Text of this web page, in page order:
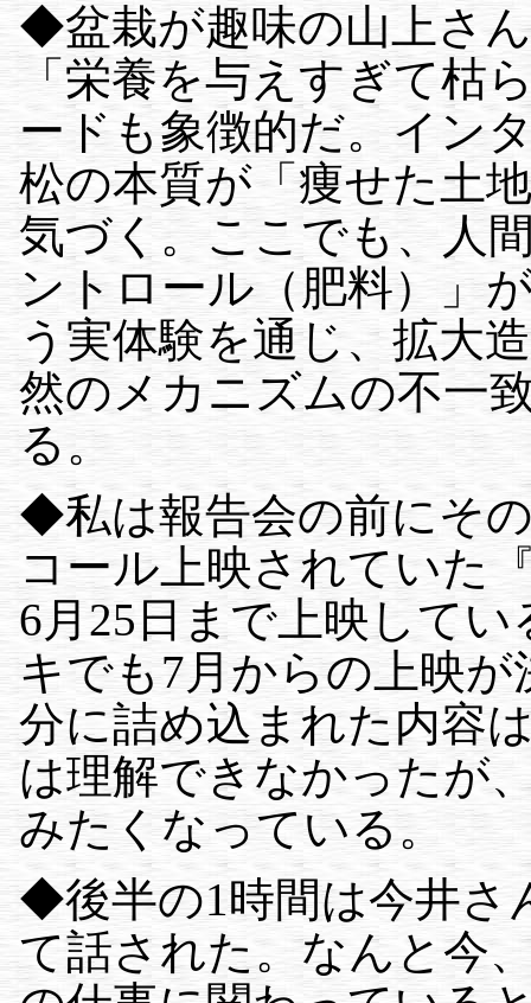
◆盆栽が趣味の山上さ
「栄養を与えすぎて枯
ードも象徴的だ。イン
松の本質が「痩せた土
気づく。ここでも、人
ントロール（肥料）」
う実体験を通じ、拡大
然のメカニズムの不一
る。
◆私は報告会の前にそ
コール上映されていた
6月25日まで上映して
キでも7月からの上映
分に詰め込まれた内容
は理解できなかったが
みたくなっている。
◆後半の1時間は今井さ
て話された。なんと今